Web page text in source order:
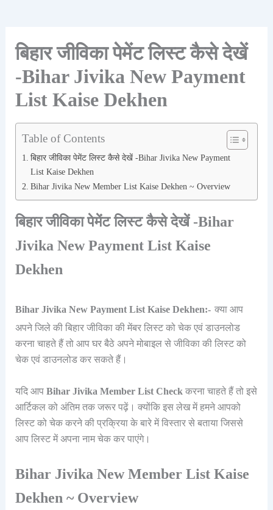
बिहार जीविका पेमेंट लिस्ट कैसे देखें
-Bihar Jivika New Payment
List Kaise Dekhen
Table of Contents
बिहार जीविका पेमेंट लिस्ट कैसे देखें -Bihar Jivika New Payment
List Kaise Dekhen
Bihar Jivika New Member List Kaise Dekhen ~ Overview
बिहार जीविका पेमेंट लिस्ट कैसे देखें -Bihar
Jivika New Payment List Kaise
Dekhen
Bihar Jivika New Payment List Kaise Dekhen:- क्या आप
अपने जिले की बिहार जीविका की मेंबर लिस्ट को चेक एवं डाउनलोड
करना चाहते हैं तो आप घर बैठे अपने मोबाइल से जीविका की लिस्ट को
चेक एवं डाउनलोड कर सकते हैं।
यदि आप Bihar Jivika Member List Check करना चाहते हैं तो इसे
आर्टिकल को अंतिम तक जरूर पढ़ें। क्योंकि इस लेख में हमने आपको
लिस्ट को चेक करने की प्रक्रिया के बारे में विस्तार से बताया जिससे
आप लिस्ट में अपना नाम चेक कर पाएंगे।
Bihar Jivika New Member List Kaise
Dekhen ~ Overview